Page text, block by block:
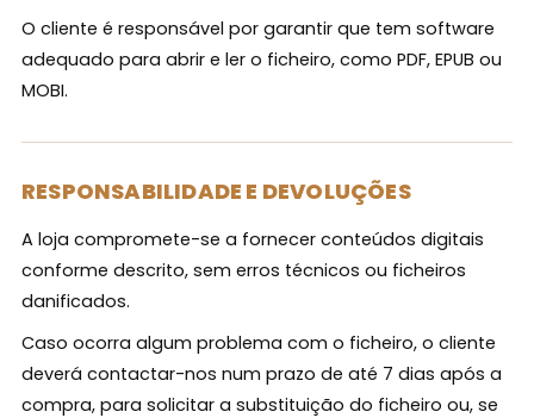
O cliente é responsável por garantir que tem software
adequado para abrir e ler o ficheiro, como PDF, EPUB ou
MOBI.
RESPONSABILIDADE E DEVOLUÇÕES
A loja compromete-se a fornecer conteúdos digitais
conforme descrito, sem erros técnicos ou ficheiros
danificados.
Caso ocorra algum problema com o ficheiro, o cliente
deverá contactar-nos num prazo de até 7 dias após a
compra, para solicitar a substituição do ficheiro ou, se